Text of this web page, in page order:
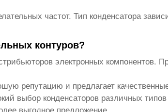
частот. Тип конденсатора
контуров?
электронных компонентов.
репутацию и предлагает
выбор конденсаторов различных